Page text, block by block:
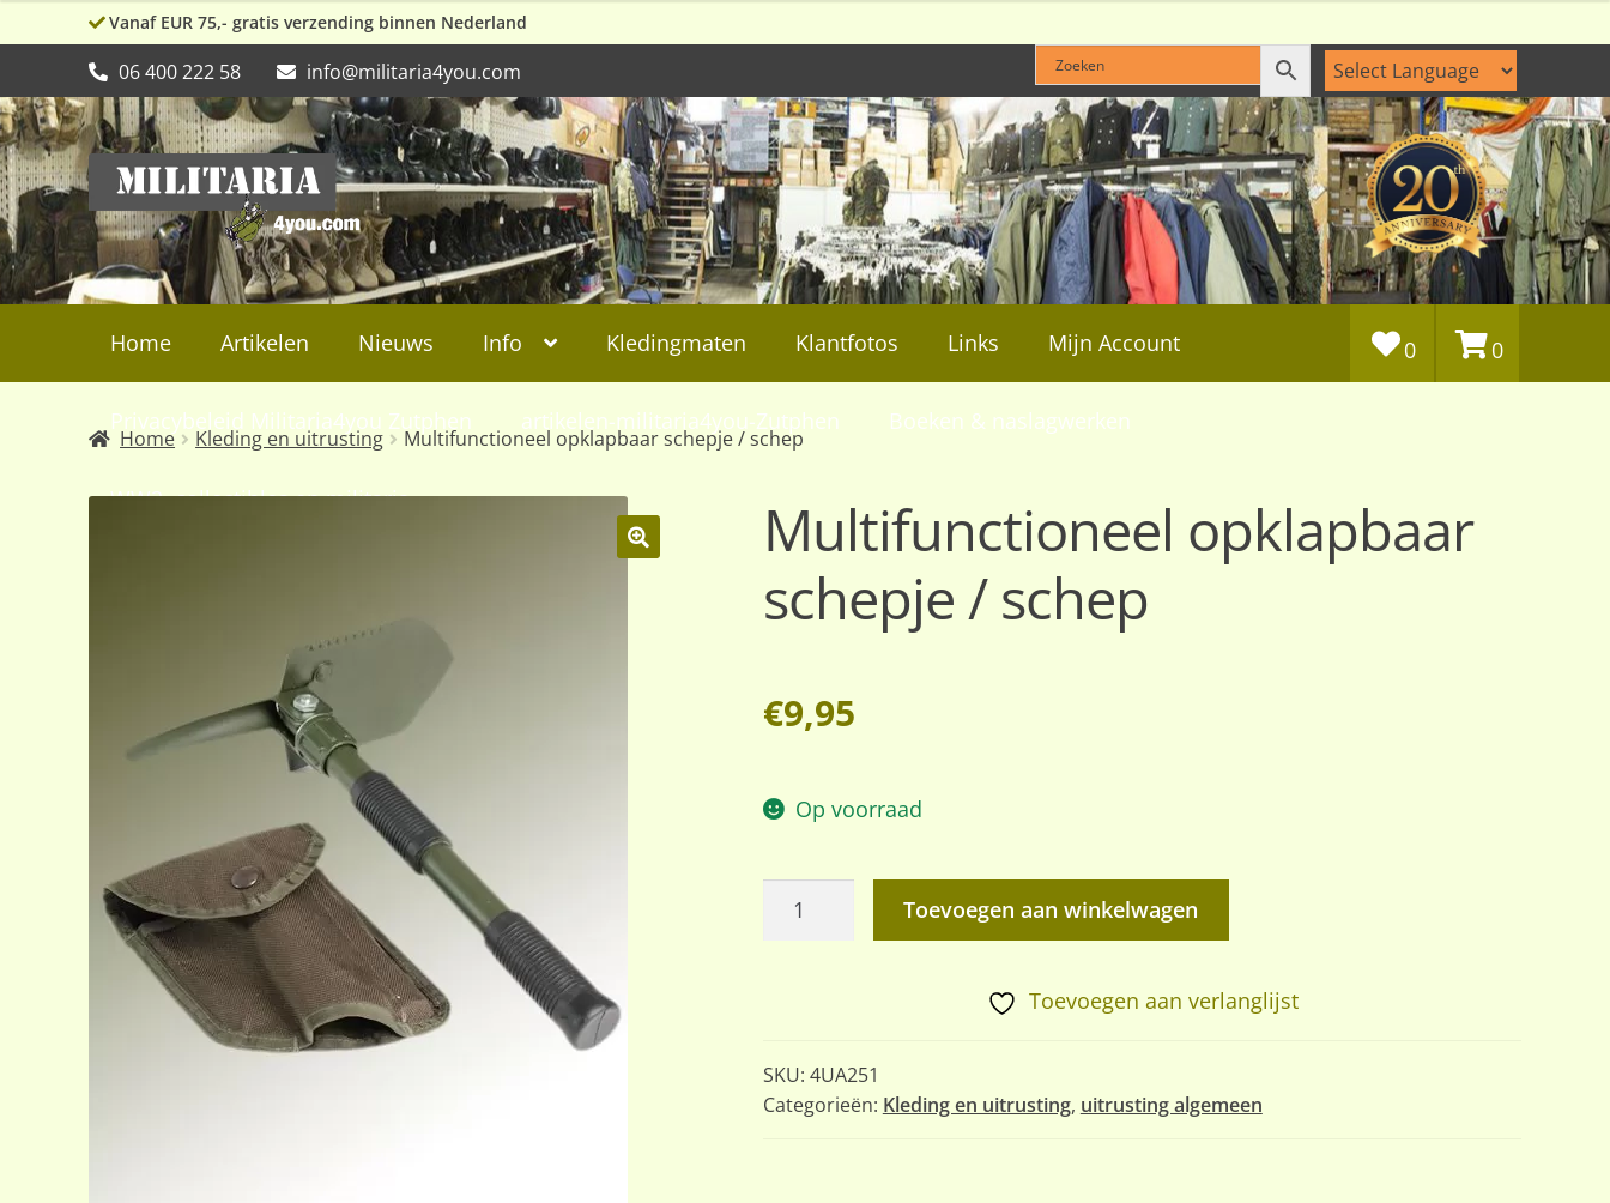
Vanaf EUR 75,- gratis verzending binnen Nederland
06 400 222 58 info@militaria4you.com
Ga
door
naar
navigatie
Ga
naar
de
inhoud
Home Artikelen Nieuws Info Kledingmaten Klantfotos Links Mijn Account
Privacybeleid Militaria4you Zutphen artikelen-militaria4you-Zutphen Boeken & naslagwerken
WW2, collectibles en militaria
0 0
Home Kleding en uitrusting Multifunctioneel opklapbaar schepje / schep
Multifunctioneel opklapbaar
schepje / schep
€9,95
Op voorraad
aantal
Toevoegen aan winkelwagen
Toevoegen aan verlanglijst
SKU: 4UA251
Categorieën: Kleding en uitrusting, uitrusting algemeen